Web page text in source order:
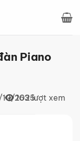
Piano
2025
163 lượt xem